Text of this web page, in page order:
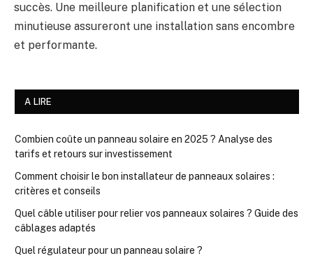
succès. Une meilleure planification et une sélection
minutieuse assureront une installation sans encombre
et performante.
A LIRE
Combien coûte un panneau solaire en 2025 ? Analyse des
tarifs et retours sur investissement
Comment choisir le bon installateur de panneaux solaires :
critères et conseils
Quel câble utiliser pour relier vos panneaux solaires ? Guide des
câblages adaptés
Quel régulateur pour un panneau solaire ?